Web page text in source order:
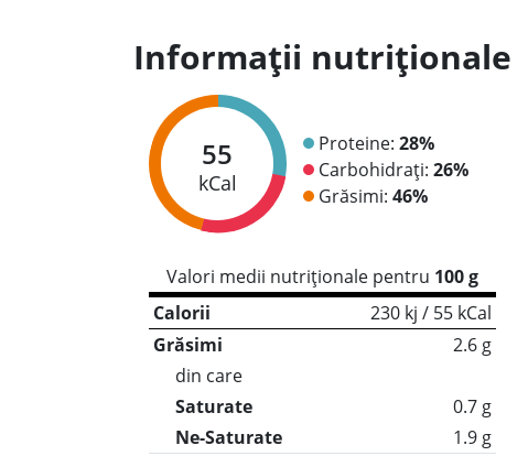
Informații nutriționale
55
kCal
Proteine: 28%
Carbohidrați: 26%
Grăsimi: 46%
Valori medii nutriționale pentru 100 g
Calorii
230 kj / 55 kCal
Grăsimi
2.6 g
din care
Saturate
0.7 g
Ne-Saturate
1.9 g